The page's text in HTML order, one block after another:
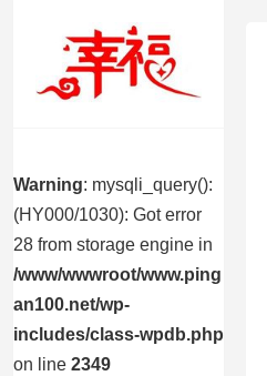
Warning: mysqli_query():
(HY000/1030): Got error
28 from storage engine in
/www/wwwroot/www.ping
an100.net/wp-
includes/class-wpdb.php
on line 2349